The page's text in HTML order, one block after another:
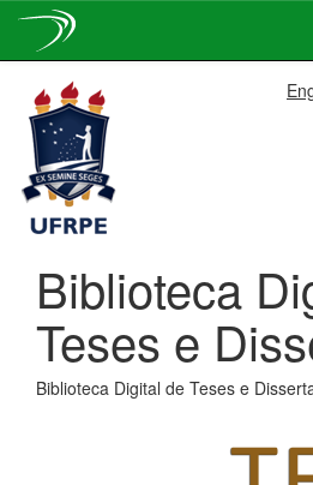
navigation
Biblioteca
Teses e
Biblioteca Digital de Teses e